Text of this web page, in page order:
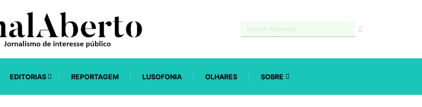
EDITORIAS REPORTAGEM LUSOFONIA OLHARES SOBRE